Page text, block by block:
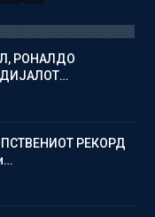
РОНАЛДО
РЕКОРД